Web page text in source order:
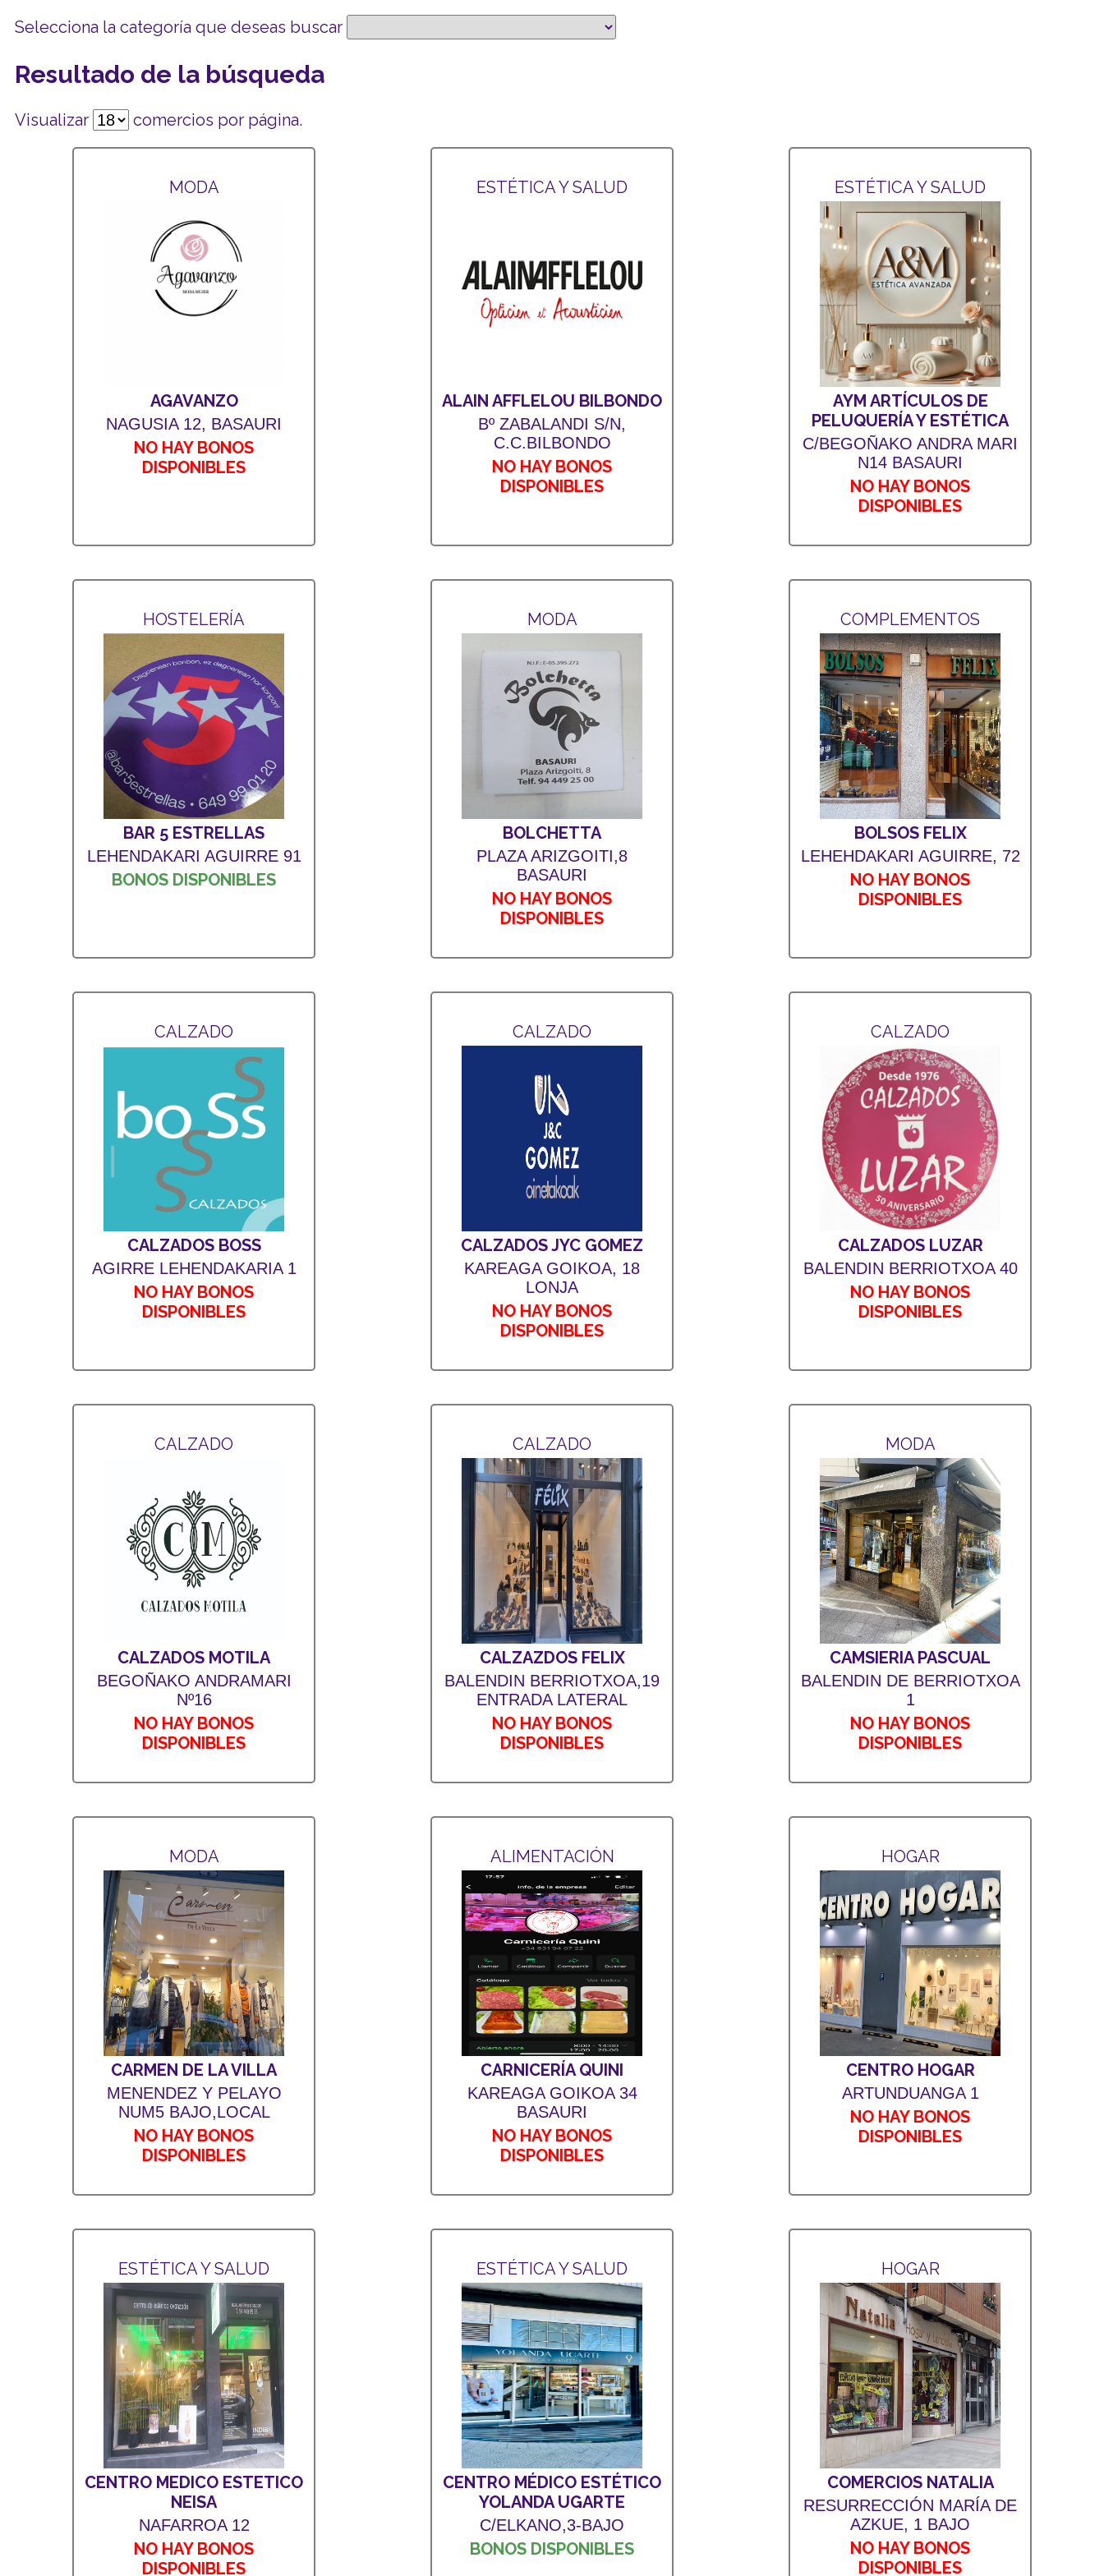
Selecciona la categoría que deseas buscar
Resultado de la búsqueda
Visualizar comercios por página.
MODA
AGAVANZO
NAGUSIA 12, BASAURI
NO HAY BONOS
DISPONIBLES
ESTÉTICA Y SALUD
ALAIN AFFLELOU BILBONDO
Bº ZABALANDI S/N,
C.C.BILBONDO
NO HAY BONOS
DISPONIBLES
ESTÉTICA Y SALUD
AYM ARTÍCULOS DE
PELUQUERÍA Y ESTÉTICA
C/BEGOÑAKO ANDRA MARI
N14 BASAURI
NO HAY BONOS
DISPONIBLES
HOSTELERÍA
BAR 5 ESTRELLAS
LEHENDAKARI AGUIRRE 91
BONOS DISPONIBLES
MODA
BOLCHETTA
PLAZA ARIZGOITI,8
BASAURI
NO HAY BONOS
DISPONIBLES
COMPLEMENTOS
BOLSOS FELIX
LEHEHDAKARI AGUIRRE, 72
NO HAY BONOS
DISPONIBLES
CALZADO
CALZADOS BOSS
AGIRRE LEHENDAKARIA 1
NO HAY BONOS
DISPONIBLES
CALZADO
CALZADOS JYC GOMEZ
KAREAGA GOIKOA, 18
LONJA
NO HAY BONOS
DISPONIBLES
CALZADO
CALZADOS LUZAR
BALENDIN BERRIOTXOA 40
NO HAY BONOS
DISPONIBLES
CALZADO
CALZADOS MOTILA
BEGOÑAKO ANDRAMARI
Nº16
NO HAY BONOS
DISPONIBLES
CALZADO
CALZAZDOS FELIX
BALENDIN BERRIOTXOA,19
ENTRADA LATERAL
NO HAY BONOS
DISPONIBLES
MODA
CAMSIERIA PASCUAL
BALENDIN DE BERRIOTXOA
1
NO HAY BONOS
DISPONIBLES
MODA
CARMEN DE LA VILLA
MENENDEZ Y PELAYO
NUM5 BAJO,LOCAL
NO HAY BONOS
DISPONIBLES
ALIMENTACIÓN
CARNICERÍA QUINI
KAREAGA GOIKOA 34
BASAURI
NO HAY BONOS
DISPONIBLES
HOGAR
CENTRO HOGAR
ARTUNDUANGA 1
NO HAY BONOS
DISPONIBLES
ESTÉTICA Y SALUD
CENTRO MEDICO ESTETICO
NEISA
NAFARROA 12
NO HAY BONOS
DISPONIBLES
ESTÉTICA Y SALUD
CENTRO MÉDICO ESTÉTICO
YOLANDA UGARTE
C/ELKANO,3-BAJO
BONOS DISPONIBLES
HOGAR
COMERCIOS NATALIA
RESURRECCIÓN MARÍA DE
AZKUE, 1 BAJO
NO HAY BONOS
DISPONIBLES